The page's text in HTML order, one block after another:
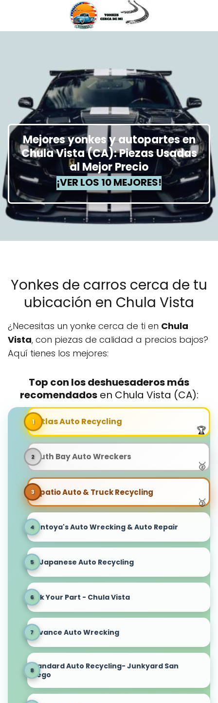
Mejores yonkes y autopartes en
Chula Vista (CA): Piezas Usadas
al Mejor Precio
¡VER LOS 10 MEJORES!
Yonkes de carros cerca de tu
ubicación en Chula Vista
¿Necesitas un yonke cerca de ti en Chula
Vista, con piezas de calidad a precios bajos?
Aquí tienes los mejores:
Top con los deshuesaderos más
recomendadosen Chula Vista (CA):
Aatlas Auto Recycling
South Bay Auto Wreckers
Tapatio Auto & Truck Recycling
Montoya's Auto Wrecking & Auto Repair
All Japanese Auto Recycling
Pick Your Part - Chula Vista
Advance Auto Wrecking
Standard Auto Recycling- Junkyard San
Diego